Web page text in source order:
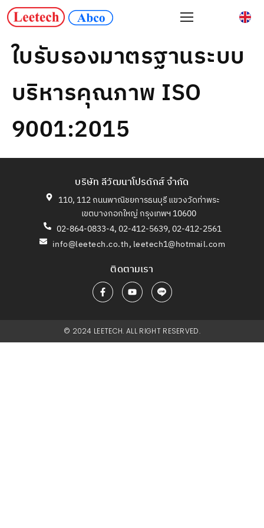
ใบรับรองมาตรฐานระบบ
บริหารคุณภาพ ISO
9001:2015
บริษัท ลีวัฒนาโปรดักส์ จำกัด
110, 112 ถนนพาณิชยการธนบุรี แขวงวัดท่าพระ
เขตบางกอกใหญ่ กรุงเทพฯ 10600
02-864-0833-4, 02-412-5639, 02-412-2561
info@leetech.co.th, leetech1@hotmail.com
ติดตามเรา
© 2024 LEETECH. ALL RIGHT RESERVED.